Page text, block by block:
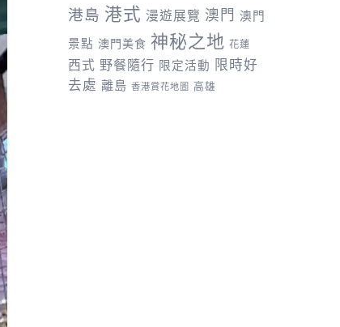
港島 港式 漫遊展覽 澳門 澳門
景點 澳門美食 神秘之地 花蓮
西式 野餐隨行 限定活動 限時好
去處 離島 香港賞花地圖 高雄